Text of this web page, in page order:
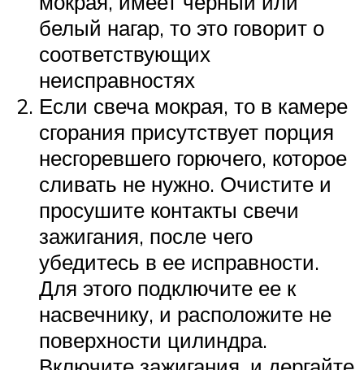
белый нагар, то это говорит о
соответствующих
неисправностях
Если свеча мокрая, то в камере
сгорания присутствует порция
несгоревшего горючего, которое
сливать не нужно. Очистите и
просушите контакты свечи
зажигания, после чего
убедитесь в ее исправности.
Для этого подключите ее к
насвечнику, и расположите не
поверхности цилиндра.